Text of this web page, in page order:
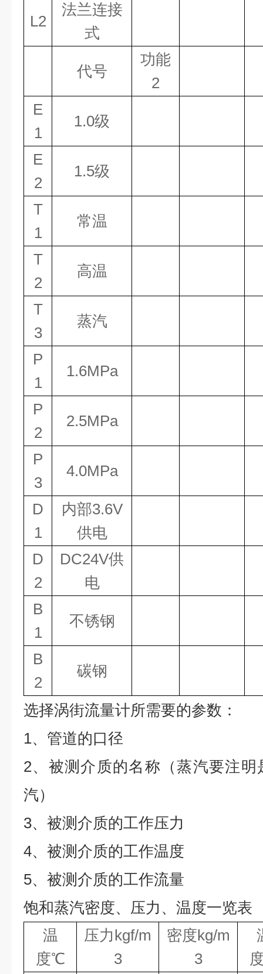
L2
法兰连接
式
代号
功能
2
E
1
1.0级
E
2
1.5级
T
1
常温
T
2
高温
T
3
蒸汽
P
1
1.6MPa
P
2
2.5MPa
P
3
4.0MPa
D
1
内部3.6V
供电
D
2
DC24V供
电
B
1
不锈钢
B
2
碳钢
选择涡街流量计所需要的参数：
1、管道的口径
2、被测介质的名称（蒸汽要注
汽）
3、被测介质的工作压力
4、被测介质的工作温度
5、被测介质的工作流量
饱和蒸汽密度、压力、温度一览表
温
度℃
压力kgf/m
3
密度kg/m
3